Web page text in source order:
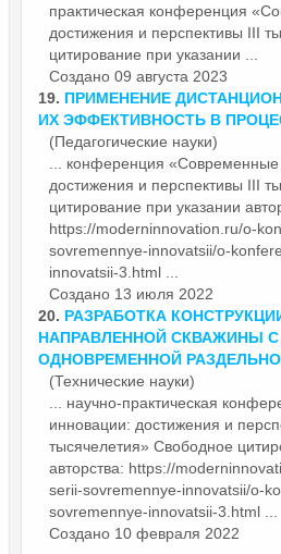
практическая конференция
достижения и перспективы III
цитирование при указании ...
Создано 09 августа 2023
19. ПРИМЕНЕНИЕ
ИХ ЭФФЕКТИВНОСТЬ В
(Педагогические науки)
конференция «Современные
достижения и перспективы III
цитирование при указании
https://moderninnovation.ru/o-
sovremennye-innovatsii/o-
innovatsii-3.html ...
Создано 13 июля 2022
20. РАЗРАБОТКА
НАПРАВЛЕННОЙ СКВАЖИНЫ
ОДНОВРЕМЕННОЙ
(Технические науки)
... научно-практическая
инновации: достижения и
тысячелетия» Свободное
авторства: https://
serii-sovremennye-innovatsii/o-
sovremennye-innovatsii-3.html ...
Создано 10 февраля 2022